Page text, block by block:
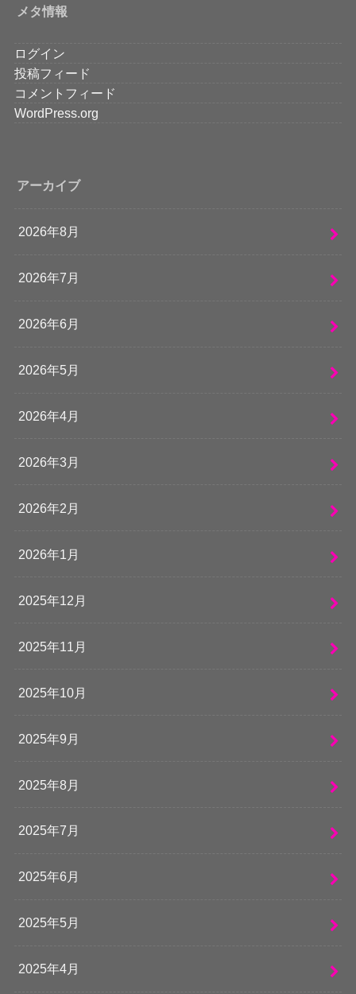
メタ情報
ログイン
投稿フィード
コメントフィード
WordPress.org
アーカイブ
2026年8月
2026年7月
2026年6月
2026年5月
2026年4月
2026年3月
2026年2月
2026年1月
2025年12月
2025年11月
2025年10月
2025年9月
2025年8月
2025年7月
2025年6月
2025年5月
2025年4月